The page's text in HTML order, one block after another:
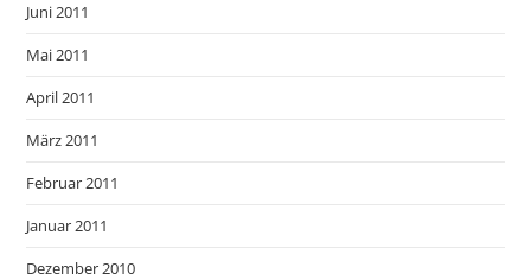
Juni 2011
Mai 2011
April 2011
März 2011
Februar 2011
Januar 2011
Dezember 2010